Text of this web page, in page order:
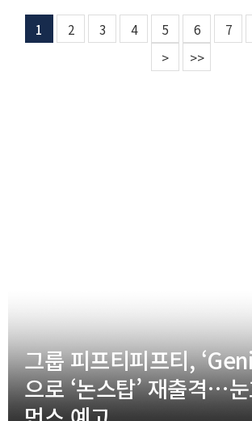
1 2 3 4 5 6 7
>
>>
그룹 피프티피프티,
으로 ‘논스탑’ 재출격…